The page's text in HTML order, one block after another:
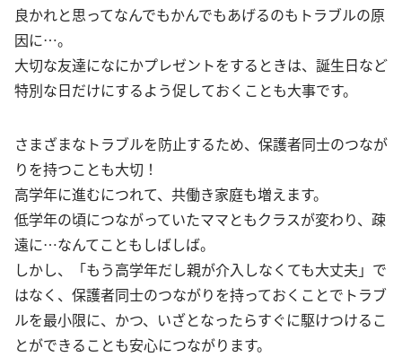
良かれと思ってなんでもかんでもあげるのもトラブルの原
因に…。
大切な友達になにかプレゼントをするときは、誕生日など
特別な日だけにするよう促しておくことも大事です。
さまざまなトラブルを防止するため、保護者同士のつなが
りを持つことも大切！
高学年に進むにつれて、共働き家庭も増えます。
低学年の頃につながっていたママともクラスが変わり、疎
遠に…なんてこともしばしば。
しかし、「もう高学年だし親が介入しなくても大丈夫」で
はなく、保護者同士のつながりを持っておくことでトラブ
ルを最小限に、かつ、いざとなったらすぐに駆けつけるこ
とができることも安心につながります。